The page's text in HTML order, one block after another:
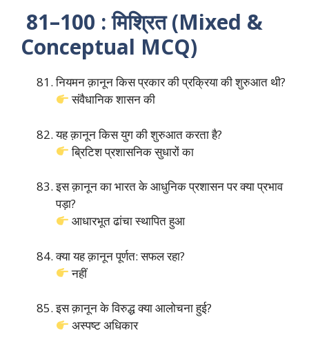
81–100 : मिश्रित (Mixed &
Conceptual MCQ)
नियमन क़ानून किस प्रकार की प्रक्रिया की शुरुआत थी?
संवैधानिक शासन की
यह क़ानून किस युग की शुरुआत करता है?
ब्रिटिश प्रशासनिक सुधारों का
इस क़ानून का भारत के आधुनिक प्रशासन पर क्या प्रभाव
पड़ा?
आधारभूत ढांचा स्थापित हुआ
क्या यह क़ानून पूर्णत: सफल रहा?
नहीं
इस क़ानून के विरुद्ध क्या आलोचना हुई?
अस्पष्ट अधिकार